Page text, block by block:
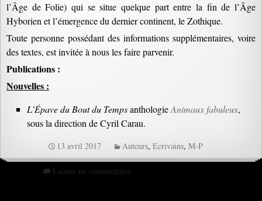
l’Âge de Folie) qui se situe quelque part entre la fin de l’Âge
Hyborien et l’émergence du dernier continent, le Zothique.
Toute personne possédant des informations supplémentaires, voire
des textes, est invitée à nous les faire parvenir.
Publications :
Nouvelles :
L’Épave du Bout du TempsanthologieAnimaux fabuleux,
sous la direction de Cyril Carau.
13 avril 2017 Auteurs,Ecrivains,M-P
Laisser un commentaire